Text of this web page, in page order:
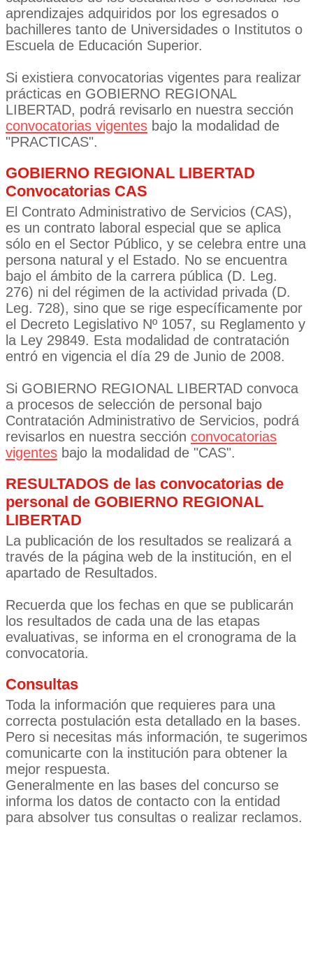
aprendizajes adquiridos por los egresados o
bachilleres tanto de Universidades o Institutos o
Escuela de Educación Superior.
Si existiera convocatorias vigentes para realizar
prácticas en GOBIERNO REGIONAL
LIBERTAD, podrá revisarlo en nuestra sección
convocatorias vigentes bajo la modalidad de
"PRACTICAS".
GOBIERNO REGIONAL LIBERTAD
Convocatorias CAS
El Contrato Administrativo de Servicios (CAS),
es un contrato laboral especial que se aplica
sólo en el Sector Público, y se celebra entre una
persona natural y el Estado. No se encuentra
bajo el ámbito de la carrera pública (D. Leg.
276) ni del régimen de la actividad privada (D.
Leg. 728), sino que se rige específicamente por
el Decreto Legislativo Nº 1057, su Reglamento y
la Ley 29849. Esta modalidad de contratación
entró en vigencia el día 29 de Junio de 2008.
Si GOBIERNO REGIONAL LIBERTAD convoca
a procesos de selección de personal bajo
Contratación Administrativo de Servicios, podrá
revisarlos en nuestra sección convocatorias
vigentes bajo la modalidad de "CAS".
RESULTADOS de las convocatorias de
personal de GOBIERNO REGIONAL
LIBERTAD
La publicación de los resultados se realizará a
través de la página web de la institución, en el
apartado de Resultados.
Recuerda que los fechas en que se publicarán
los resultados de cada una de las etapas
evaluativas, se informa en el cronograma de la
convocatoria.
Consultas
Toda la información que requieres para una
correcta postulación esta detallado en la bases.
Pero si necesitas más información, te sugerimos
comunicarte con la institución para obtener la
mejor respuesta.
Generalmente en las bases del concurso se
informa los datos de contacto con la entidad
para absolver tus consultas o realizar reclamos.